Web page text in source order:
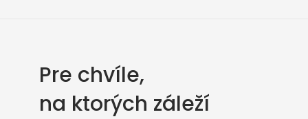
Pre chvíle,
na ktorých záleží